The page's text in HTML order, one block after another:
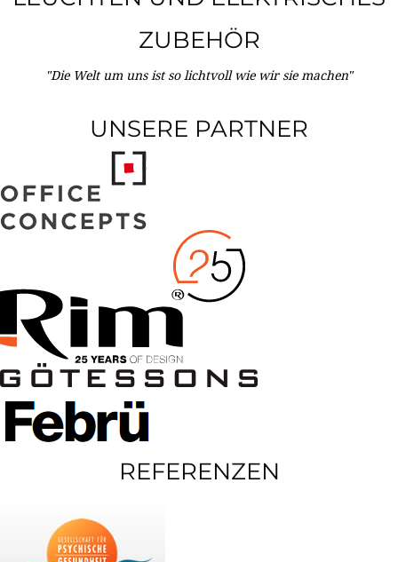
ZUBEHÖR
"Die Welt um uns ist so lichtvoll wie wir sie machen"
UNSERE PARTNER
REFERENZEN